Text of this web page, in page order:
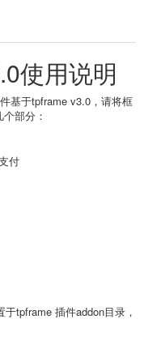
使用说明
基于tpframe v3.0，请将框
部分：
付
tpframe 插件addon目录，